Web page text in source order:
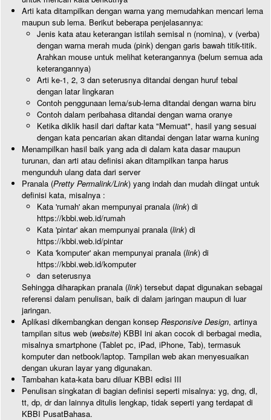
Arti kata ditampilkan dengan warna yang memudahkan mencari lema
maupun sub lema. Berikut beberapa penjelasannya:
Jenis kata atau keterangan istilah semisal n (nomina), v (verba)
dengan warna merah muda (pink) dengan garis bawah titik-titik.
Arahkan mouse untuk melihat keterangannya (belum semua ada
keterangannya)
Arti ke-1, 2, 3 dan seterusnya ditandai dengan huruf tebal
dengan latar lingkaran
Contoh penggunaan lema/sub-lema ditandai dengan warna biru
Contoh dalam peribahasa ditandai dengan warna oranye
Ketika diklik hasil dari daftar kata "Memuat", hasil yang sesuai
dengan kata pencarian akan ditandai dengan latar warna kuning
Menampilkan hasil baik yang ada di dalam kata dasar maupun
turunan, dan arti atau definisi akan ditampilkan tanpa harus
mengunduh ulang data dari server
Pranala (Pretty Permalink/Link) yang indah dan mudah diingat untuk
definisi kata, misalnya :
Kata 'rumah' akan mempunyai pranala (link) di
https://kbbi.web.id/rumah
Kata 'pintar' akan mempunyai pranala (link) di
https://kbbi.web.id/pintar
Kata 'komputer' akan mempunyai pranala (link) di
https://kbbi.web.id/komputer
dan seterusnya
Sehingga diharapkan pranala (link) tersebut dapat digunakan sebagai
referensi dalam penulisan, baik di dalam jaringan maupun di luar
jaringan.
Aplikasi dikembangkan dengan konsep Responsive Design, artinya
tampilan situs web (website) KBBI ini akan cocok di berbagai media,
misalnya smartphone (Tablet pc, iPad, iPhone, Tab), termasuk
komputer dan netbook/laptop. Tampilan web akan menyesuaikan
dengan ukuran layar yang digunakan.
Tambahan kata-kata baru diluar KBBI edisi III
Penulisan singkatan di bagian definisi seperti misalnya: yg, dng, dl,
tt, dp, dr dan lainnya ditulis lengkap, tidak seperti yang terdapat di
KBBI PusatBahasa.